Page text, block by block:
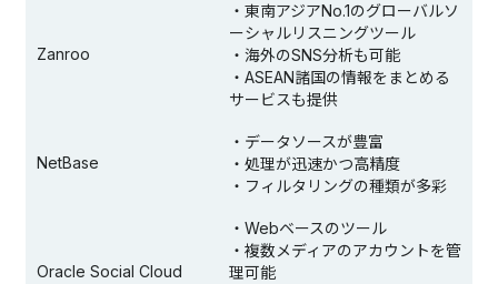
Zanroo
・東南アジアNo.1のグローバルソ
ーシャルリスニングツール
・海外のSNS分析も可能
・ASEAN諸国の情報をまとめる
サービスも提供
NetBase
・データソースが豊富
・処理が迅速かつ高精度
・フィルタリングの種類が多彩
Oracle Social Cloud
・Webベースのツール
・複数メディアのアカウントを管
理可能